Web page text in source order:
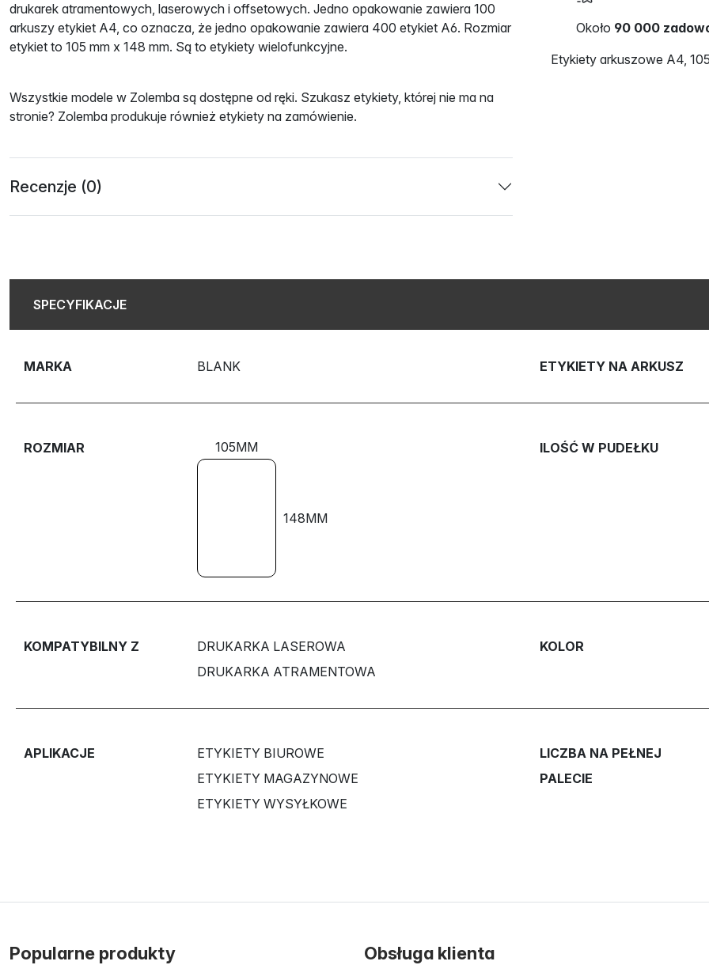
Około 90 000
Etykiety arkuszowe A4,
drukarek atramentowych, laserowych i offsetowych. Jedno opakowanie zawiera 100
arkuszy etykiet A4, co oznacza, że ​​jedno opakowanie zawiera 400 etykiet A6. Rozmiar
etykiet to 105 mm x 148 mm. Są to etykiety wielofunkcyjne.
Wszystkie modele w Zolemba są dostępne od ręki. Szukasz etykiety, której nie ma na
stronie? Zolemba produkuje również etykiety na zamówienie.
Recenzje (0)
SPECYFIKACJE
MARKA BLANK ETYKIETY NA ARKUSZ
ROZMIAR 105MM
148MM
ILOŚĆ W PUDEŁKU
KOMPATYBILNY Z
DRUKARKA LASEROWA
DRUKARKA ATRAMENTOWA
KOLOR
APLIKACJE
ETYKIETY BIUROWE
ETYKIETY MAGAZYNOWE
ETYKIETY WYSYŁKOWE
LICZBA NA PEŁNEJ
PALECIE
Popularne produkty Obsługa klienta